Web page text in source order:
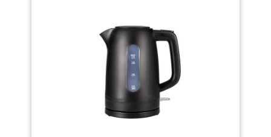
accidentellement
laissée sans
surveillance Qualité et
Design: Notre
bouilloire design est
dotée d'une finition
réalisée à la main par
Laura Ashley et
intégré à l’interrupteur
d’alimentation s’allume lorsque
la bouilloire est en marche
UTILISATION FACILE -
Couvercle à ressort avec large
ouverture ; Ouverture d’un
simple bouton pour éviter tout
contact avec la vapeur ;
Nettoyage facilité PRATIQUE ET
SANS FIL - Base pivotante 360°
et range-cordon intégré ;
Bouilloire facile à poser et à
soulever ; Longueur du câble